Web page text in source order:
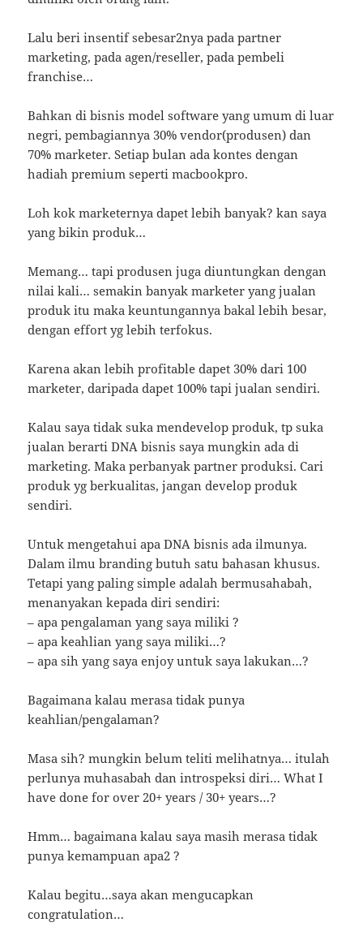
Lalu beri insentif sebesar2nya pada partner
marketing, pada agen/reseller, pada pembeli
franchise…
Bahkan di bisnis model software yang umum di luar
negri, pembagiannya 30% vendor(produsen) dan
70% marketer. Setiap bulan ada kontes dengan
hadiah premium seperti macbookpro.
Loh kok marketernya dapet lebih banyak? kan saya
yang bikin produk…
Memang… tapi produsen juga diuntungkan dengan
nilai kali… semakin banyak marketer yang jualan
produk itu maka keuntungannya bakal lebih besar,
dengan effort yg lebih terfokus.
Karena akan lebih profitable dapet 30% dari 100
marketer, daripada dapet 100% tapi jualan sendiri.
Kalau saya tidak suka mendevelop produk, tp suka
jualan berarti DNA bisnis saya mungkin ada di
marketing. Maka perbanyak partner produksi. Cari
produk yg berkualitas, jangan develop produk
sendiri.
Untuk mengetahui apa DNA bisnis ada ilmunya.
Dalam ilmu branding butuh satu bahasan khusus.
Tetapi yang paling simple adalah bermusahabah,
menanyakan kepada diri sendiri:
– apa pengalaman yang saya miliki ?
– apa keahlian yang saya miliki…?
– apa sih yang saya enjoy untuk saya lakukan…?
Bagaimana kalau merasa tidak punya
keahlian/pengalaman?
Masa sih? mungkin belum teliti melihatnya… itulah
perlunya muhasabah dan introspeksi diri… What I
have done for over 20+ years / 30+ years…?
Hmm… bagaimana kalau saya masih merasa tidak
punya kemampuan apa2 ?
Kalau begitu…saya akan mengucapkan
congratulation…